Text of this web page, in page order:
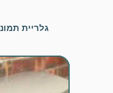
גלריית